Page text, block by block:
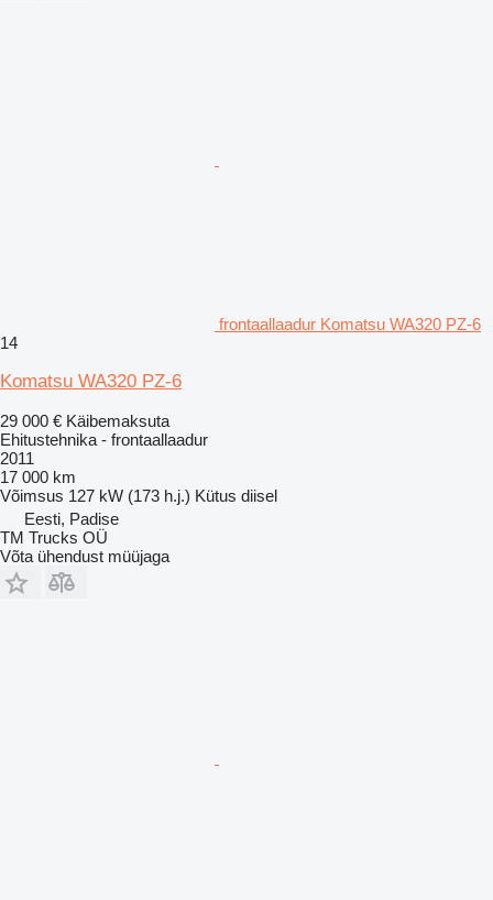
frontaallaadur Komatsu WA320 PZ-6
14
Komatsu WA320 PZ-6
29 000 € Käibemaksuta
Ehitustehnika - frontaallaadur
2011
17 000 km
Võimsus 127 kW (173 h.j.) Kütus diisel
Eesti, Padise
TM Trucks OÜ
Võta ühendust müüjaga